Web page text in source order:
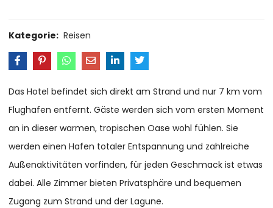
Kategorie: Reisen
Das Hotel befindet sich direkt am Strand und nur 7 km vom
Flughafen entfernt. Gäste werden sich vom ersten Moment
an in dieser warmen, tropischen Oase wohl fühlen. Sie
werden einen Hafen totaler Entspannung und zahlreiche
Außenaktivitäten vorfinden, für jeden Geschmack ist etwas
dabei. Alle Zimmer bieten Privatsphäre und bequemen
Zugang zum Strand und der Lagune.